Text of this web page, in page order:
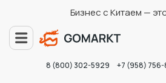
Бизнес с Китаем —
8 (800) 302-5929 +7 (958) 756-